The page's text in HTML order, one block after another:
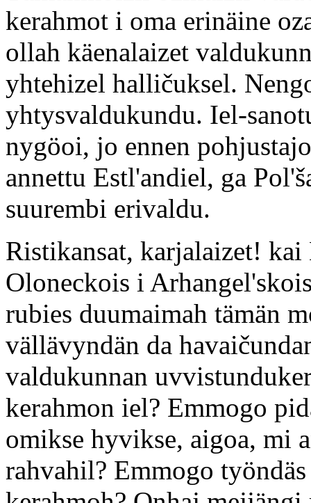
kerahmot i oma erinäine
ollah käenalaizet
yhtehizel halličuksel.
yhtysvaldukundu. Iel-
nygöoi, jo ennen
annettu Estl'andiel, ga
suurembi erivaldu.
Ristikansat, karjalaizet!
Oloneckois i
rubies duumaimah tämän
vällävyndän da
valdukunnan
kerahmon iel? Emmogo
omikse hyvikse, aigoa, mi
rahvahil? Emmogo